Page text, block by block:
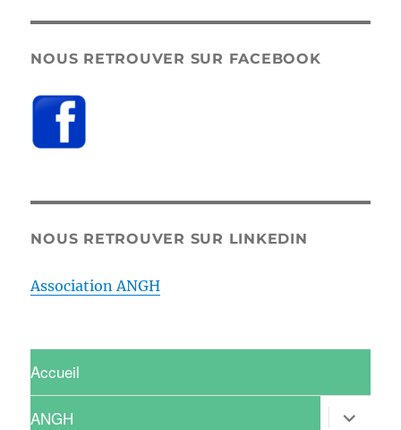
NOUS RETROUVER SUR FACEBOOK
NOUS RETROUVER SUR LINKEDIN
Association ANGH
Accueil
ANGH
ouvrir